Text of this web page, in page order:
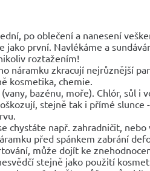
po oblečení a nanesení
jako první. Navlékáme a
roztažením!
náramku zkracují nejrůznější
kosmetika, chemie.
bazénu, moře). Chlór, sůl i
stejně tak i přímé slunce
chystáte např. zahradničit,
před spánkem zabrání
může dojít ke
stejně jako použití